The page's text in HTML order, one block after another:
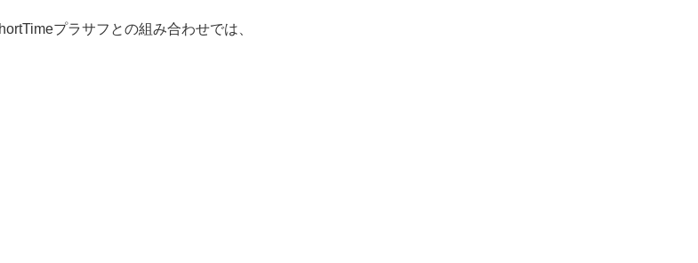
プラサフとの組み合わせでは、